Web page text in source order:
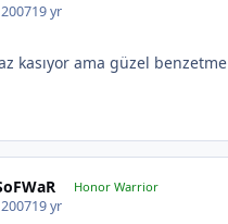
19 yr
kasıyor ama güzel benzetme
Honor Warrior
19 yr